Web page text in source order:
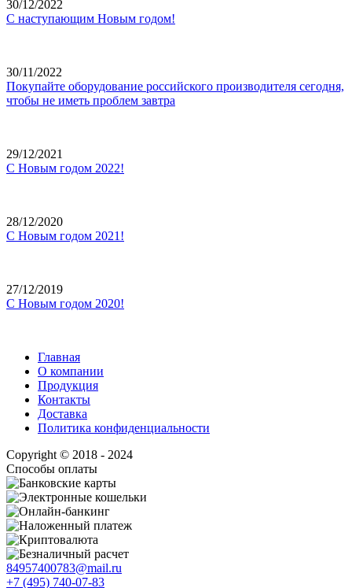
30/12/2022
С наступающим Новым годом!
30/11/2022
Покупайте оборудование российского производителя сегодня,
чтобы не иметь проблем завтра
29/12/2021
С Новым годом 2022!
28/12/2020
С Новым годом 2021!
27/12/2019
С Новым годом 2020!
Главная
О компании
Продукция
Контакты
Доставка
Политика конфиденциальности
Copyright © 2018 - 2024
Способы оплаты
84957400783@mail.ru
+7 (495) 740-07-83